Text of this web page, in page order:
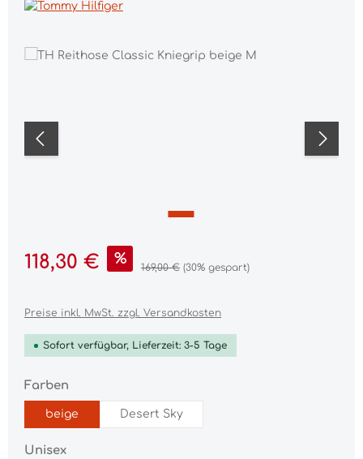
Bildergalerie überspringen
Verkaufspreis:
118,30 € % Regulärer Preis:
169,00 € (30% gespart)
Preise inkl. MwSt. zzgl. Versandkosten
Sofort verfügbar, Lieferzeit: 3-5 Tage
Farben
beige Desert Sky
Unisexauswählen